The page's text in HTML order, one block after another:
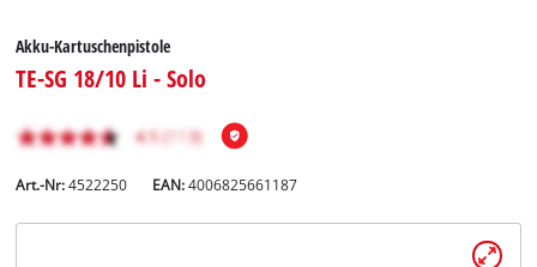
Akku-Kartuschenpistole
TE-SG 18/10 Li - Solo
Art.-Nr: 4522250 EAN:4006825661187